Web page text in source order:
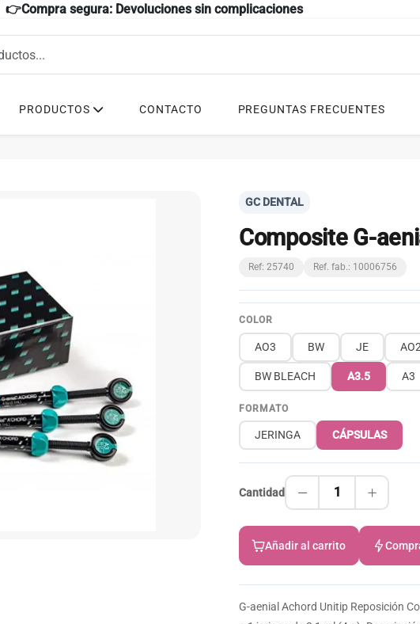
segura: Devoluciones sin complicaciones
PRODUCTOS CONTACTO PREGUNTAS FRECUENTES
GC DENTAL
Composite G-
Ref: 25740 Ref. fab.: 10006756
COLOR
AO3 BW JE AO2
BW BLEACH A3.5 A3
FORMATO
JERINGA CÁPSULAS
Cantidad 1
Añadir al carrito
G-aenial Achord Unitip Reposición